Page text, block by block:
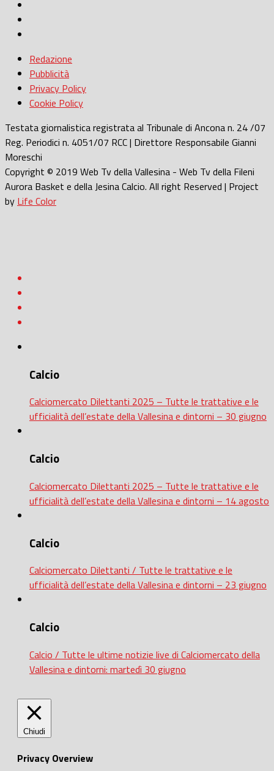
Redazione
Pubblicità
Privacy Policy
Cookie Policy
Testata giornalistica registrata al Tribunale di Ancona n. 24 /07
Reg. Periodici n. 4051/07 RCC | Direttore Responsabile Gianni
Moreschi
Copyright © 2019 Web Tv della Vallesina - Web Tv della Fileni
Aurora Basket e della Jesina Calcio. All right Reserved | Project
by Life Color
Calcio
Calciomercato Dilettanti 2025 – Tutte le trattative e le
ufficialità dell’estate della Vallesina e dintorni – 30 giugno
Calcio
Calciomercato Dilettanti 2025 – Tutte le trattative e le
ufficialità dell’estate della Vallesina e dintorni – 14 agosto
Calcio
Calciomercato Dilettanti / Tutte le trattative e le
ufficialità dell’estate della Vallesina e dintorni – 23 giugno
Calcio
Calcio / Tutte le ultime notizie live di Calciomercato della
Vallesina e dintorni: martedì 30 giugno
Chiudi
Privacy Overview